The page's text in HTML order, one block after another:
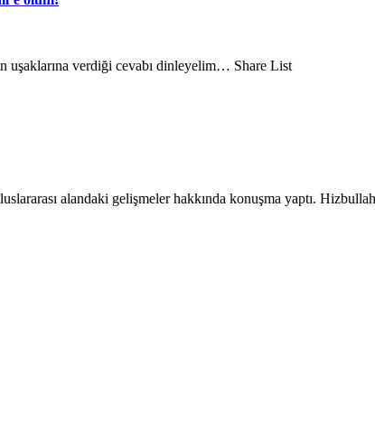
uşaklarına verdiği cevabı dinleyelim… Share List
alandaki gelişmeler hakkında konuşma yaptı.